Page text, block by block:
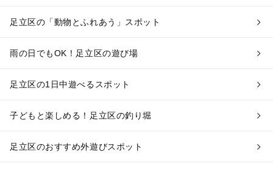
足立区の「動物とふれあう」スポット
雨の日でもOK！足立区の遊び場
足立区の1日中遊べるスポット
子どもと楽しめる！足立区の釣り堀
足立区のおすすめ外遊びスポット